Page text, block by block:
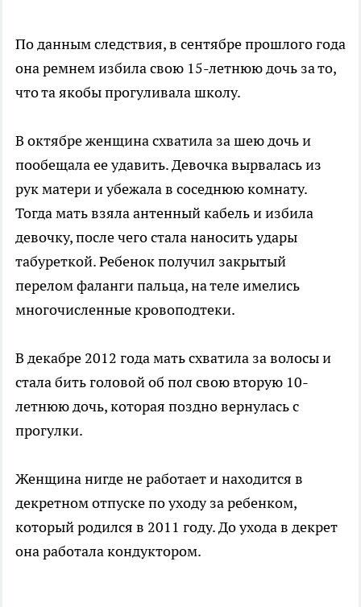
По данным следствия, в сентябре прошлого года
она ремнем избила свою 15-летнюю дочь за то,
что та якобы прогуливала школу.
В октябре женщина схватила за шею дочь и
пообещала ее удавить. Девочка вырвалась из
рук матери и убежала в соседнюю комнату.
Тогда мать взяла антенный кабель и избила
девочку, после чего стала наносить удары
табуреткой. Ребенок получил закрытый
перелом фаланги пальца, на теле имелись
многочисленные кровоподтеки.
В декабре 2012 года мать схватила за волосы и
стала бить головой об пол свою вторую 10-
летнюю дочь, которая поздно вернулась с
прогулки.
Женщина нигде не работает и находится в
декретном отпуске по уходу за ребенком,
который родился в 2011 году. До ухода в декрет
она работала кондуктором.